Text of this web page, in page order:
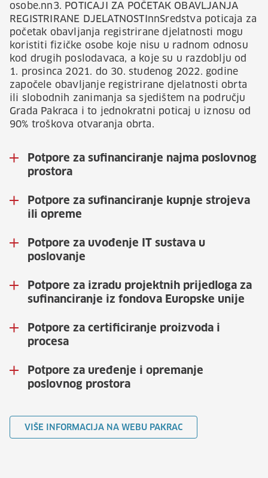
osobe.nn3. POTICAJI ZA POČETAK OBAVLJANJA
REGISTRIRANE DJELATNOSTInnSredstva poticaja za
početak obavljanja registrirane djelatnosti mogu
koristiti fizičke osobe koje nisu u radnom odnosu
kod drugih poslodavaca, a koje su u razdoblju od
1. prosinca 2021. do 30. studenog 2022. godine
započele obavljanje registrirane djelatnosti obrta
ili slobodnih zanimanja sa sjedištem na području
Grada Pakraca i to jednokratni poticaj u iznosu od
90% troškova otvaranja obrta.
Potpore za sufinanciranje najma poslovnog
prostora
Potpore za sufinanciranje kupnje strojeva
ili opreme
Potpore za uvođenje IT sustava u
poslovanje
Potpore za izradu projektnih prijedloga za
sufinanciranje iz fondova Europske unije
Potpore za certificiranje proizvoda i
procesa
Potpore za uređenje i opremanje
poslovnog prostora
VIŠE INFORMACIJA NA WEBU PAKRAC